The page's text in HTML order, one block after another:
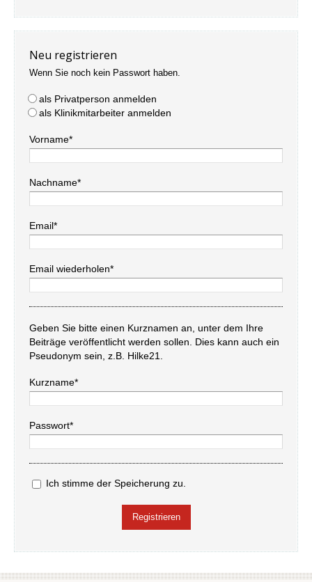
Neu registrieren
Wenn Sie noch kein Passwort haben.
als Privatperson anmelden
als Klinikmitarbeiter anmelden
Vorname*
Nachname*
Email*
Email wiederholen*
Geben Sie bitte einen Kurznamen an, unter dem Ihre
Beiträge veröffentlicht werden sollen. Dies kann auch ein
Pseudonym sein, z.B. Hilke21.
Kurzname*
Passwort*
Ich stimme der Speicherung zu.